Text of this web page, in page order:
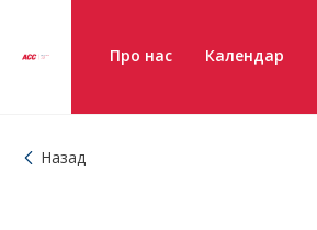
Про нас Календар
Назад